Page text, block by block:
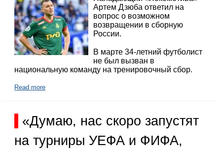
Артем Дзюба ответил на
вопрос о возможном
возвращении в сборную
России.
В марте 34-летний футболист
не был вызван в
национальную команду на тренировочный сбор.
Read more
«Думаю, нас скоро запустят
на турниры УЕФА и ФИФА,